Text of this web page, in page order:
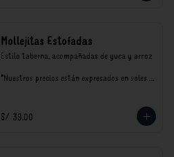
Mollejitas Estofadas
Estilo taberna, acompañadas de yuca y arroz
*Nuestros precios están expresados en soles e
S/ 39.00